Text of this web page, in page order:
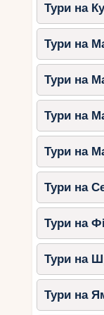
можна
сайти
Тури на
Тури на
Тури на
Тури на
Тури на
Тури на
Тури на
Тури на
Тури на